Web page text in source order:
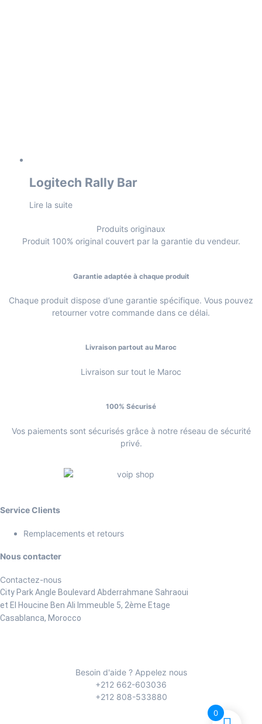
Logitech Rally Bar
Lire la suite
Produits originaux
Produit 100% original couvert par la garantie du vendeur.
Garantie adaptée à chaque produit
Chaque produit dispose d’une garantie spécifique. Vous pouvez
retourner votre commande dans ce délai.
Livraison partout au Maroc
Livraison sur tout le Maroc
100% Sécurisé
Vos paiements sont sécurisés grâce à notre réseau de sécurité
privé.
Service Clients
Remplacements et retours
Nous contacter
Contactez-nous
City Park Angle Boulevard Abderrahmane Sahraoui
et El Houcine Ben Ali Immeuble 5, 2ème Etage
Casablanca, Morocco
Besoin d'aide ? Appelez nous
+212 662-603036
+212 808-533880
0